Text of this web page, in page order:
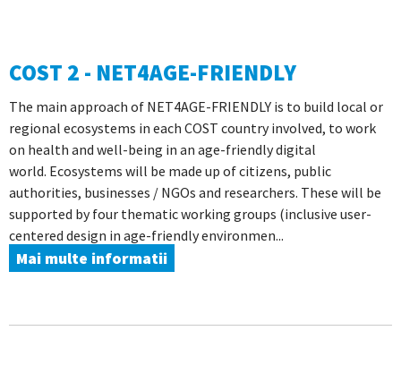
COST 2 - NET4AGE-FRIENDLY
The main approach of NET4AGE-FRIENDLY is to build local or
regional ecosystems in each COST country involved, to work
on health and well-being in an age-friendly digital
world. Ecosystems will be made up of citizens, public
authorities, businesses / NGOs and researchers. These will be
supported by four thematic working groups (inclusive user-
centered design in age-friendly environmen...
Mai multe informatii